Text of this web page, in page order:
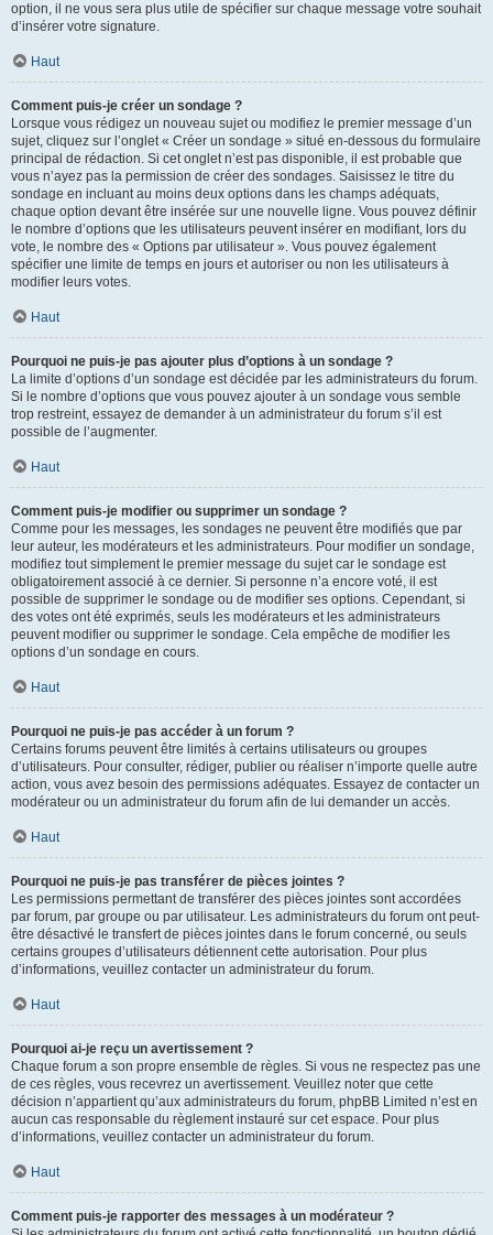
option, il ne vous sera plus utile de spécifier sur chaque message votre souhait
d’insérer votre signature.
Haut
Comment puis-je créer un sondage ?
Lorsque vous rédigez un nouveau sujet ou modifiez le premier message d’un
sujet, cliquez sur l’onglet « Créer un sondage » situé en-dessous du formulaire
principal de rédaction. Si cet onglet n’est pas disponible, il est probable que
vous n’ayez pas la permission de créer des sondages. Saisissez le titre du
sondage en incluant au moins deux options dans les champs adéquats,
chaque option devant être insérée sur une nouvelle ligne. Vous pouvez définir
le nombre d’options que les utilisateurs peuvent insérer en modifiant, lors du
vote, le nombre des « Options par utilisateur ». Vous pouvez également
spécifier une limite de temps en jours et autoriser ou non les utilisateurs à
modifier leurs votes.
Haut
Pourquoi ne puis-je pas ajouter plus d’options à un sondage ?
La limite d’options d’un sondage est décidée par les administrateurs du forum.
Si le nombre d’options que vous pouvez ajouter à un sondage vous semble
trop restreint, essayez de demander à un administrateur du forum s’il est
possible de l’augmenter.
Haut
Comment puis-je modifier ou supprimer un sondage ?
Comme pour les messages, les sondages ne peuvent être modifiés que par
leur auteur, les modérateurs et les administrateurs. Pour modifier un sondage,
modifiez tout simplement le premier message du sujet car le sondage est
obligatoirement associé à ce dernier. Si personne n’a encore voté, il est
possible de supprimer le sondage ou de modifier ses options. Cependant, si
des votes ont été exprimés, seuls les modérateurs et les administrateurs
peuvent modifier ou supprimer le sondage. Cela empêche de modifier les
options d’un sondage en cours.
Haut
Pourquoi ne puis-je pas accéder à un forum ?
Certains forums peuvent être limités à certains utilisateurs ou groupes
d’utilisateurs. Pour consulter, rédiger, publier ou réaliser n’importe quelle autre
action, vous avez besoin des permissions adéquates. Essayez de contacter un
modérateur ou un administrateur du forum afin de lui demander un accès.
Haut
Pourquoi ne puis-je pas transférer de pièces jointes ?
Les permissions permettant de transférer des pièces jointes sont accordées
par forum, par groupe ou par utilisateur. Les administrateurs du forum ont peut-
être désactivé le transfert de pièces jointes dans le forum concerné, ou seuls
certains groupes d’utilisateurs détiennent cette autorisation. Pour plus
d’informations, veuillez contacter un administrateur du forum.
Haut
Pourquoi ai-je reçu un avertissement ?
Chaque forum a son propre ensemble de règles. Si vous ne respectez pas une
de ces règles, vous recevrez un avertissement. Veuillez noter que cette
décision n’appartient qu’aux administrateurs du forum, phpBB Limited n’est en
aucun cas responsable du règlement instauré sur cet espace. Pour plus
d’informations, veuillez contacter un administrateur du forum.
Haut
Comment puis-je rapporter des messages à un modérateur ?